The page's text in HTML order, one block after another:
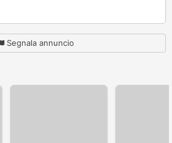
Segnala annuncio